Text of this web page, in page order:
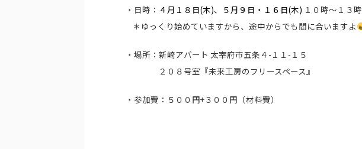
・日時： ４月１８日(木)、 ５月９日・１６日(木) １０時～１３時
＊ゆっくり始めていますから、途中からでも間に合いますよ
・場所：新崎アパート 太宰府市五条４-１１-１５
２０８号室『未来工房のフリースペース』
・参加費：５００円+３００円（材料費）